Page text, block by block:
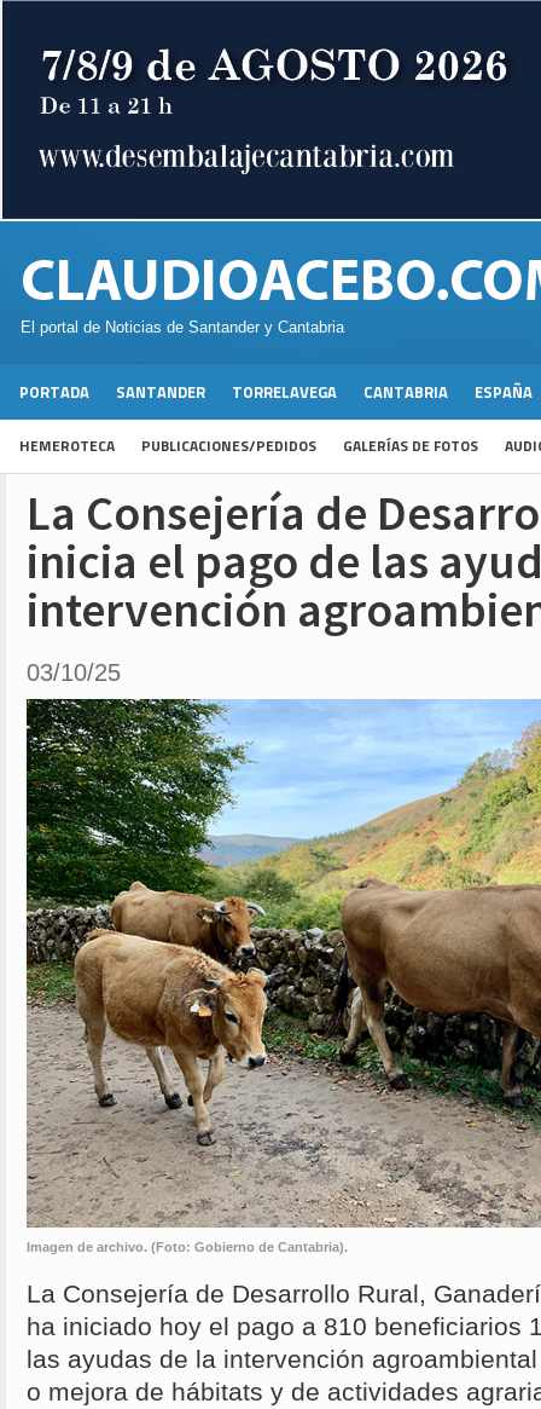
El portal de Noticias de Santander y Cantabria
PORTADA SANTANDER TORRELAVEGA CANTABRIA ESPAÑA
HEMEROTECA PUBLICACIONES/PEDIDOS GALERÍAS DE FOTOS
La Consejería de
inicia el pago de las
intervención
03/10/25
Imagen de archivo. (Foto: Gobierno de Cantabria).
La Consejería de Desarrollo Rural,
ha iniciado hoy el pago a 810 beneficiarios
las ayudas de la intervención
o mejora de hábitats y de actividades